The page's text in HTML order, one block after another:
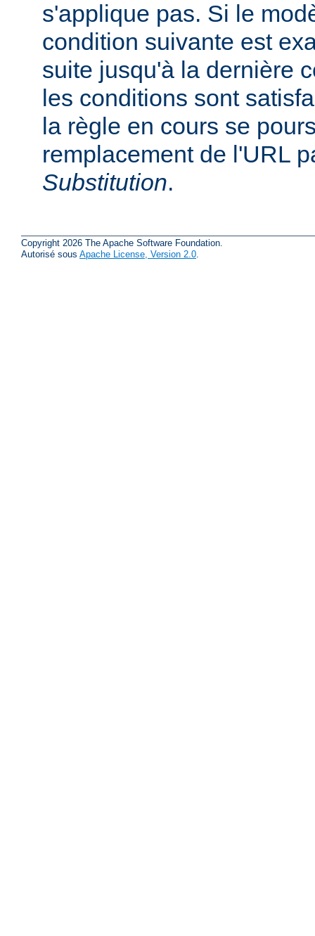
s'applique pas. Si le
condition suivante est
suite jusqu'à la dernière
les conditions sont
la règle en cours se
remplacement de l'URL
Substitution.
Copyright 2026 The Apache Software Foundation.
Autorisé sous Apache License, Version 2.0.